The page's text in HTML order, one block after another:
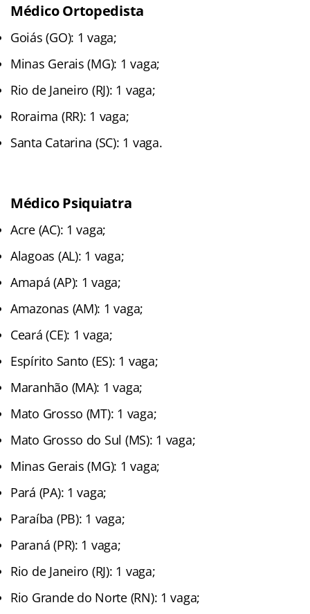
Médico Ortopedista
Goiás (GO): 1 vaga;
Minas Gerais (MG): 1 vaga;
Rio de Janeiro (RJ): 1 vaga;
Roraima (RR): 1 vaga;
Santa Catarina (SC): 1 vaga.
Médico Psiquiatra
Acre (AC): 1 vaga;
Alagoas (AL): 1 vaga;
Amapá (AP): 1 vaga;
Amazonas (AM): 1 vaga;
Ceará (CE): 1 vaga;
Espírito Santo (ES): 1 vaga;
Maranhão (MA): 1 vaga;
Mato Grosso (MT): 1 vaga;
Mato Grosso do Sul (MS): 1 vaga;
Minas Gerais (MG): 1 vaga;
Pará (PA): 1 vaga;
Paraíba (PB): 1 vaga;
Paraná (PR): 1 vaga;
Rio de Janeiro (RJ): 1 vaga;
Rio Grande do Norte (RN): 1 vaga;